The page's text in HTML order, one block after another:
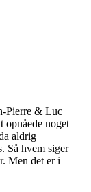
Pierre & Luc
opnåede noget
aldrig
Så hvem siger
Men det er i